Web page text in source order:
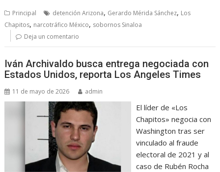
Principal detención Arizona, Gerardo Mérida Sánchez, Los
Chapitos, narcotráfico México, sobornos Sinaloa
Deja un comentario
Iván Archivaldo busca entrega negociada con
Estados Unidos, reporta Los Angeles Times
11 de mayo de 2026 admin
El líder de «Los
Chapitos» negocia con
Washington tras ser
vinculado al fraude
electoral de 2021 y al
caso de Rubén Rocha